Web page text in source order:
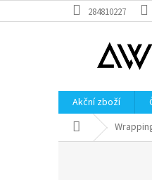
na
284810227
Akční zboží
Domů